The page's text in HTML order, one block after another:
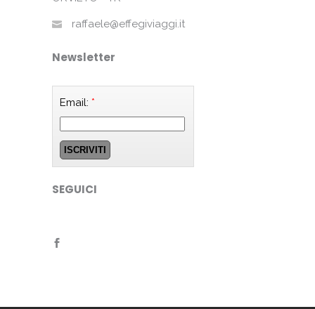
raffaele@effegiviaggi.it
Newsletter
Email: *
SEGUICI